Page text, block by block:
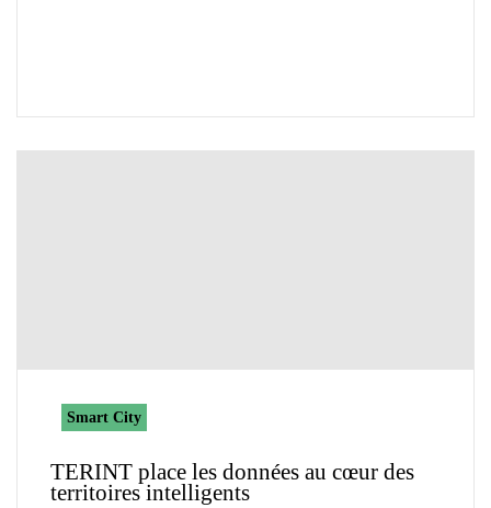
Smart City
TERINT place les données au cœur des
territoires intelligents